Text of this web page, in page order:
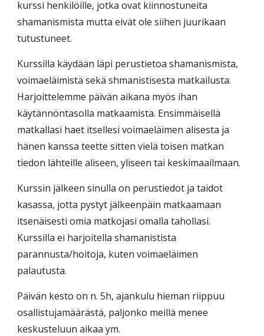
kurssi henkilöille, jotka ovat kiinnostuneita
shamanismista mutta eivät ole siihen juurikaan
tutustuneet.
Kurssilla käydään läpi perustietoa shamanismista,
voimaeläimistä sekä shmanistisesta matkailusta.
Harjoittelemme päivän aikana myös ihan
käytännöntasolla matkaamista. Ensimmäisellä
matkallasi haet itsellesi voimaeläimen alisesta ja
hänen kanssa teette sitten vielä toisen matkan
tiedon lähteille aliseen, yliseen tai keskimaailmaan.
Kurssin jälkeen sinulla on perustiedot ja taidot
kasassa, jotta pystyt jälkeenpäin matkaamaan
itsenäisesti omia matkojasi omalla tahollasi.
Kurssilla ei harjoitella shamanistista
parannusta/hoitoja, kuten voimaeläimen
palautusta.
Päivän kesto on n. 5h, ajankulu hieman riippuu
osallistujamäärästä, paljonko meillä menee
keskusteluun aikaa ym.